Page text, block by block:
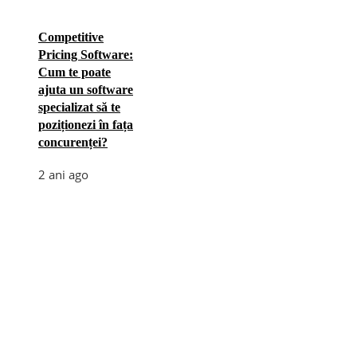
Competitive
Pricing Software:
Cum te poate
ajuta un software
specializat să te
poziționezi în fața
concurenței?
2 ani ago